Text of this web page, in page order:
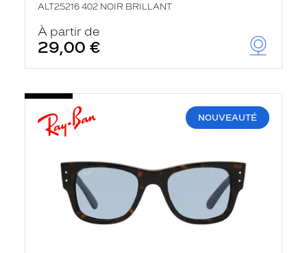
ALT25216 402 NOIR BRILLANT
À partir de
29,00 €
NOUVEAUTÉ